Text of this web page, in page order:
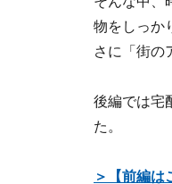
物をしっか
さに「街の
後編では宅
た。
＞【前編は